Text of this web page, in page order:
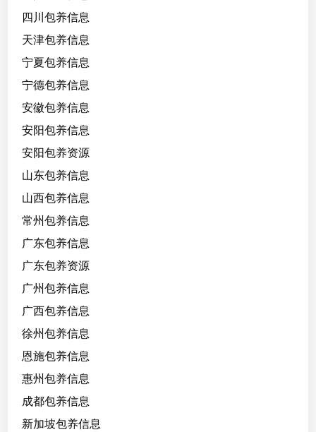
可
以
陪
泳
，
打
球
🎾
等
动
四川包养信息
天津包养信息
宁夏包养信息
宁德包养信息
安徽包养信息
安阳包养信息
安阳包养资源
山东包养信息
山西包养信息
常州包养信息
广东包养信息
广东包养资源
广州包养信息
广西包养信息
徐州包养信息
恩施包养信息
惠州包养信息
成都包养信息
新加坡包养信息